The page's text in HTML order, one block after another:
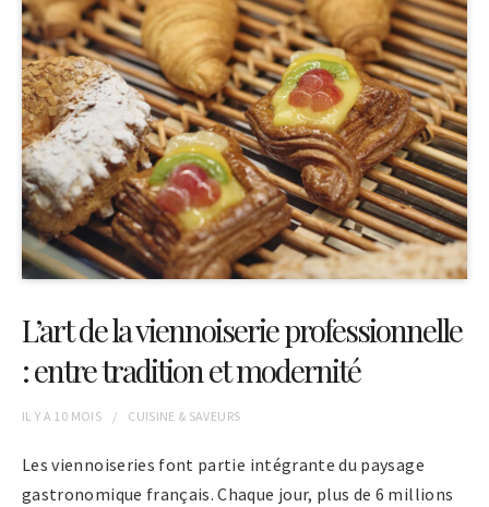
L’art de la viennoiserie professionnelle
: entre tradition et modernité
IL Y A 10 MOIS CUISINE & SAVEURS
Les viennoiseries font partie intégrante du paysage
gastronomique français. Chaque jour, plus de 6 millions